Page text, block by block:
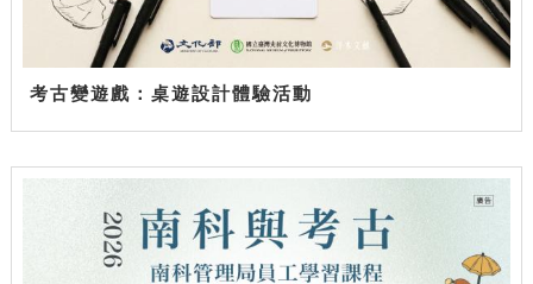
考古變遊戲：桌遊設計體驗活動